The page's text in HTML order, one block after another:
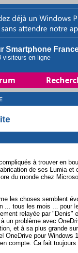
Smartphone
visiteurs en ligne
à trouver en
de ses Lumia et
du monde chez
les choses semblent
... tous les mois ... pour
relayée par "Denis"
un problème avec
et à sa plus grande
OneDrive pour Windows
compte. Ca fait toujours